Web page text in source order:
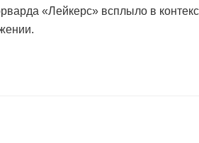
«Лейкерс» всплыло в